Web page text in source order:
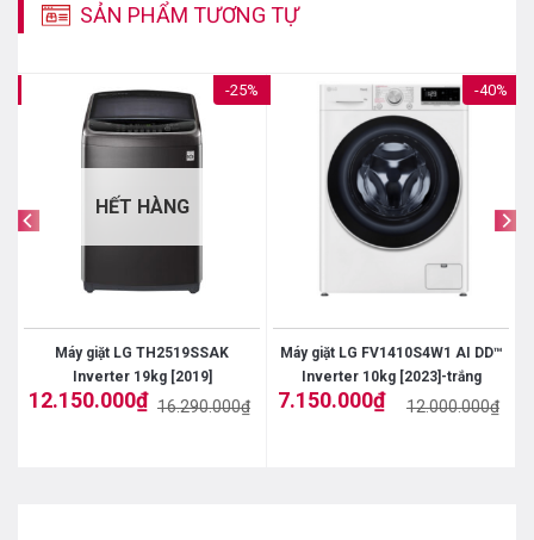
SẢN PHẨM TƯƠNG TỰ
-25%
HẾT HÀNG
Máy giặt LG TH2519SSAK
Inverter 19kg [2019]
16.290.000₫
Giá
12.150.000₫
Giá
-40%
Máy giặt LG FV1410S4W1 AI DD™
Inverter 10kg [2023]-trắng
12.000.000₫
Giá
7.150.000₫
Giá